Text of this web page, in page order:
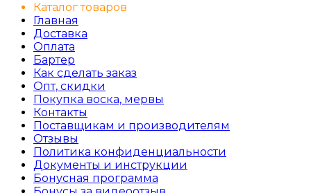
Каталог товаров
Главная
Доставка
Оплата
Бартер
Как сделать заказ
Опт, скидки
Покупка воска, мервы
Контакты
Поставщикам и производителям
Отзывы
Политика конфиденциальности
Документы и инструкции
Бонусная программа